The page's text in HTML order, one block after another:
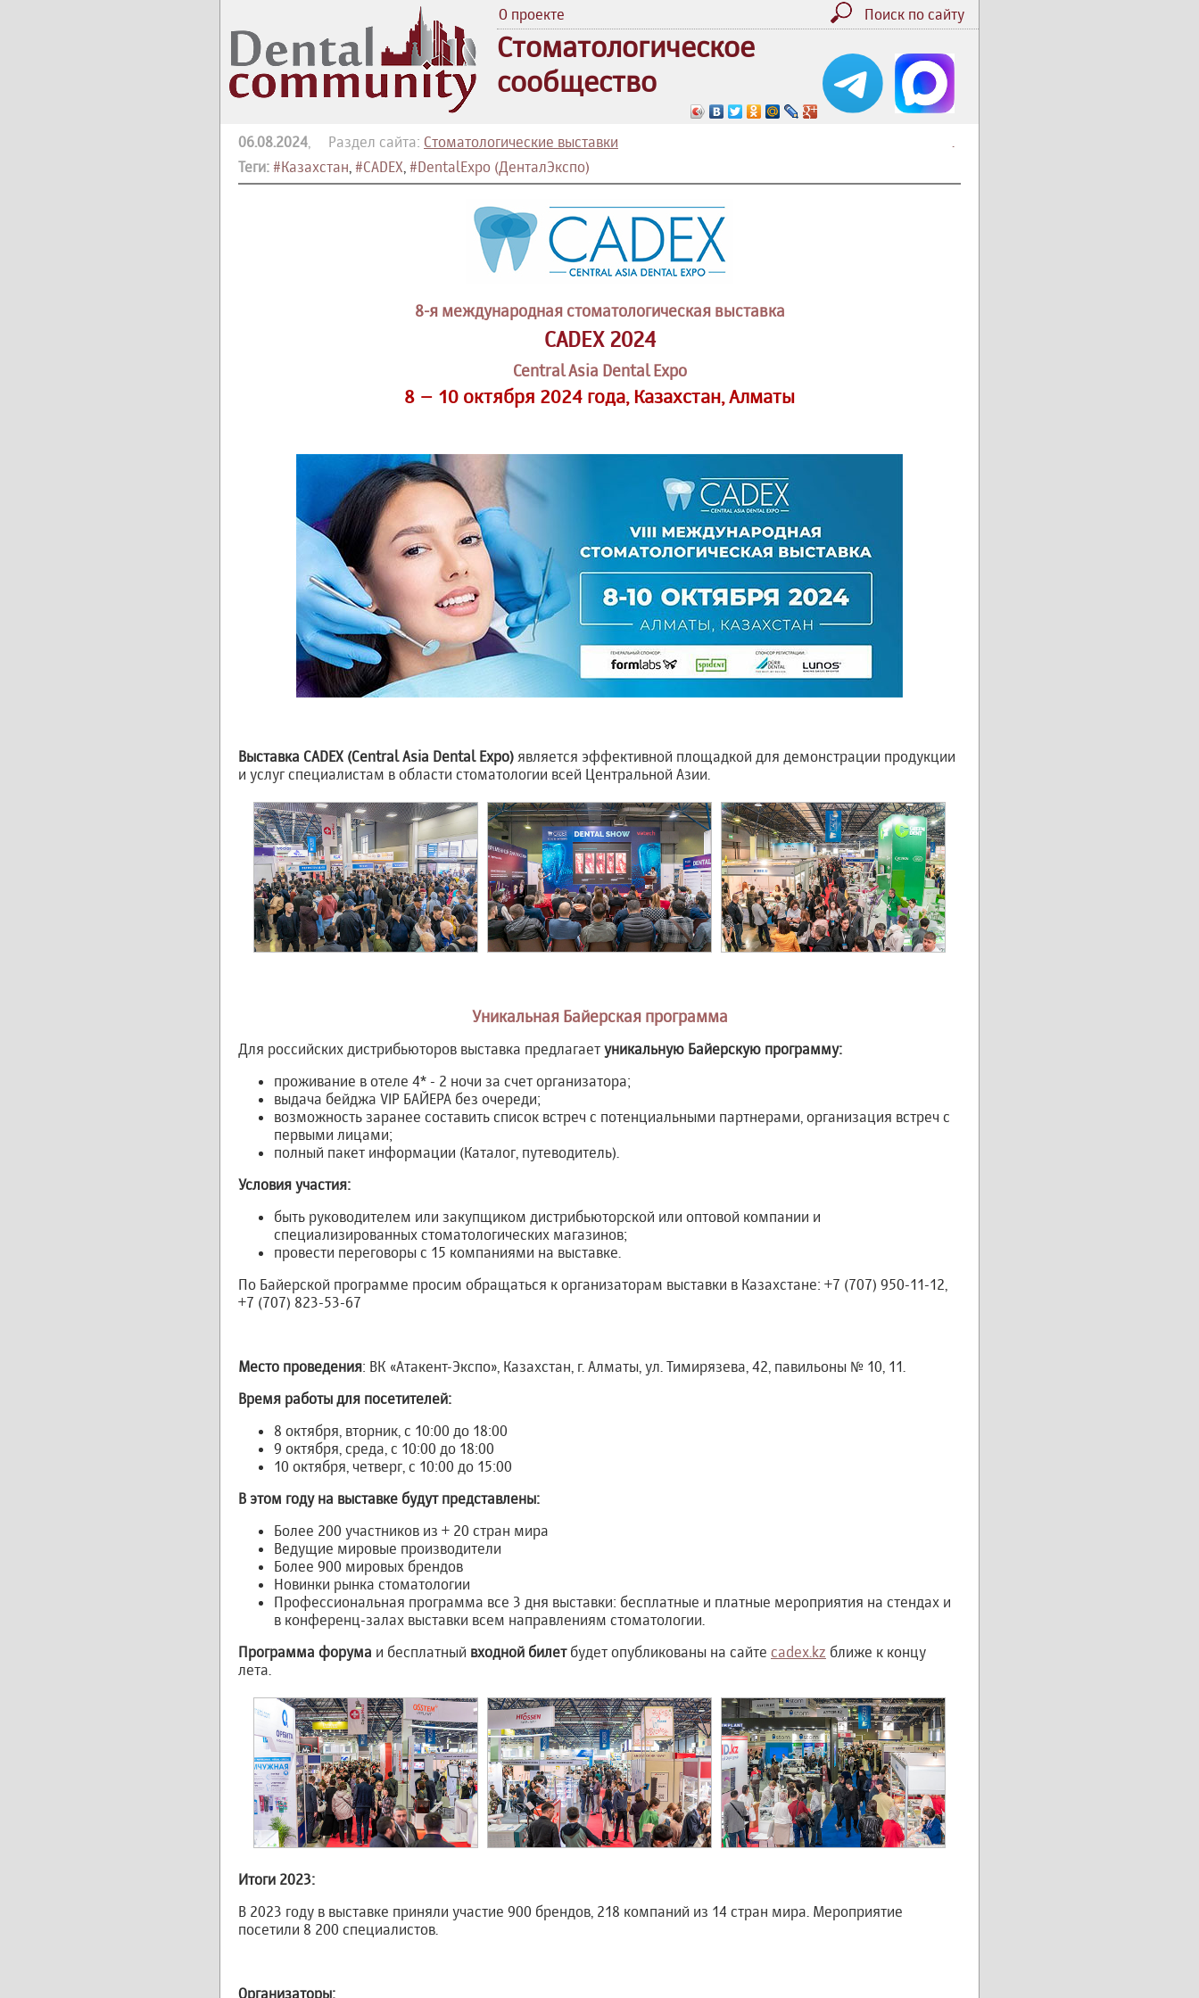
О проекте Поиск по сайту
Стоматологическое
сообщество
.
06.08.2024, Раздел сайта: Стоматологические выставки
Теги: #Казахстан, #CADEX, #DentalExpo (ДенталЭкспо)
8-я международная стоматологическая выставка
CADEX 2024
Central Asia Dental Expo
8 – 10 октября 2024 года, Казахстан, Алматы
Выставка CADEX (Central Asia Dental Expo) является эффективной площадкой для демонстрации продукции
и услуг специалистам в области стоматологии всей Центральной Азии.
Уникальная Байерская программа
Для российских дистрибьюторов выставка предлагает уникальную Байерскую программу:
проживание в отеле 4* - 2 ночи за счет организатора;
выдача бейджа VIP БАЙЕРА без очереди;
возможность заранее составить список встреч с потенциальными партнерами, организация встреч с
первыми лицами;
полный пакет информации (Каталог, путеводитель).
Условия участия:
быть руководителем или закупщиком дистрибьюторской или оптовой компании и
специализированных стоматологических магазинов;
провести переговоры с 15 компаниями на выставке.
По Байерской программе просим обращаться к организаторам выставки в Казахстане: +7 (707) 950-11-12,
+7 (707) 823-53-67
Место проведения: ВК «Атакент-Экспо», Казахстан, г. Алматы, ул. Тимирязева, 42, павильоны № 10, 11.
Время работы для посетителей:
8 октября, вторник, с 10:00 до 18:00
9 октября, среда, с 10:00 до 18:00
10 октября, четверг, с 10:00 до 15:00
В этом году на выставке будут представлены:
Более 200 участников из + 20 стран мира
Ведущие мировые производители
Более 900 мировых брендов
Новинки рынка стоматологии
Профессиональная программа все 3 дня выставки: бесплатные и платные мероприятия на стендах и
в конференц-залах выставки всем направлениям стоматологии.
Программа форума и бесплатный входной билетбудет опубликованы на сайте cadex.kz ближе к концу
лета.
Итоги 2023:
В 2023 году в выставке приняли участие 900 брендов, 218 компаний из 14 стран мира. Мероприятие
посетили 8 200 специалистов.
Организаторы: